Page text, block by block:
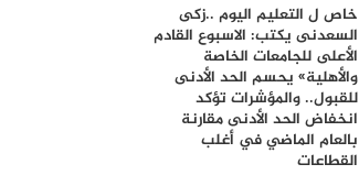
خاص ل التعليم اليوم ..زكى
السعدنى يكتب: الاسبوع القادم
الأعلى للجامعات الخاصة
والأهلية» يحسم الحد الأدنى
للقبول.. والمؤشرات تؤكد
انخفاض الحد الأدنى مقارنة
بالعام الماضي في أغلب
القطاعات